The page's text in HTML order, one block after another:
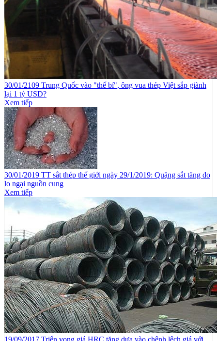
30/01/2109 Trung Quốc vào "thế bí", ông vua thép Việt sắp giành
lại 1 tỷ USD?
Xem tiếp
30/01/2019 TT sắt thép thế giới ngày 29/1/2019: Quặng sắt tăng do
lo ngại nguồn cung
Xem tiếp